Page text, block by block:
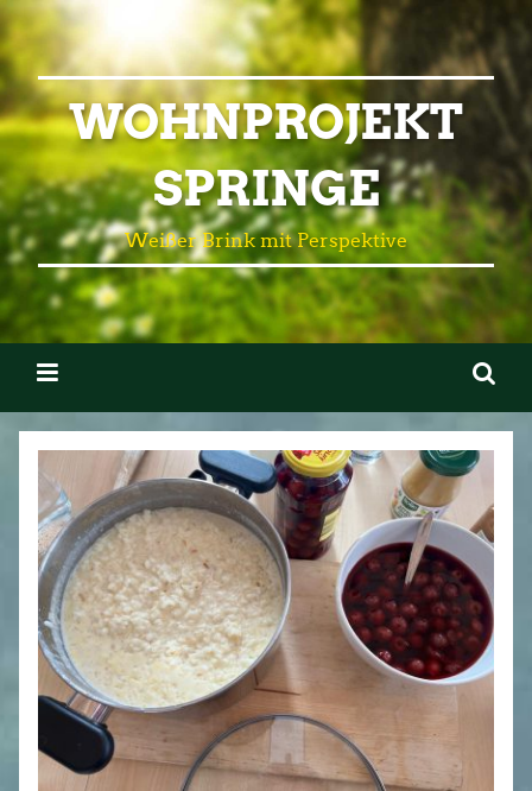
WOHNPROJEKT
SPRINGE
Weißer Brink mit Perspektive